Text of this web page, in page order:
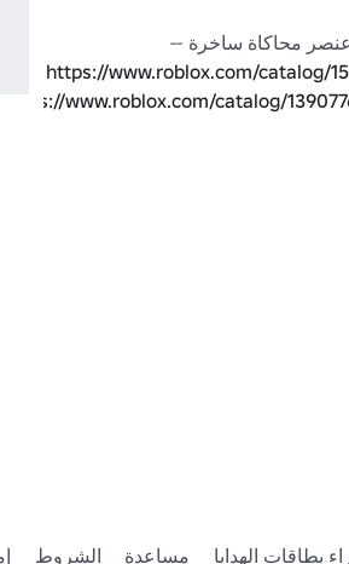
محاكاة ساخرة --
https://www.roblox.com/catalog/
https://www.roblox.com/catalog/
بطاقات الهدايا مساعدة الشروط